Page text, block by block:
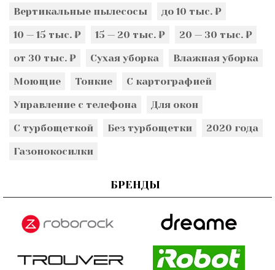
Вертикальные пылесосы
до 10 тыс. ₽
10 — 15 тыс. ₽
15 — 20 тыс. ₽
20 — 30 тыс. ₽
от 30 тыс. ₽
Сухая уборка
Влажная уборка
Моющие
Тонкие
С картографией
Управление с телефона
Для окон
С турбощеткой
Без турбощетки
2020 года
Газонокосилки
БРЕНДЫ